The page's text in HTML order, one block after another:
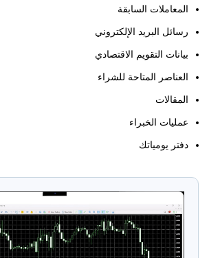
المعاملات السابقة
رسائل البريد الإلكتروني
بيانات التقويم الاقتصادي
العناصر المتاحة للشراء
المقالات
عمليات الخبراء
دفتر يومياتك